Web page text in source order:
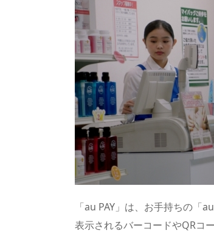
「au PAY」は、お手持ちの「
表示されるバーコードやQRコ